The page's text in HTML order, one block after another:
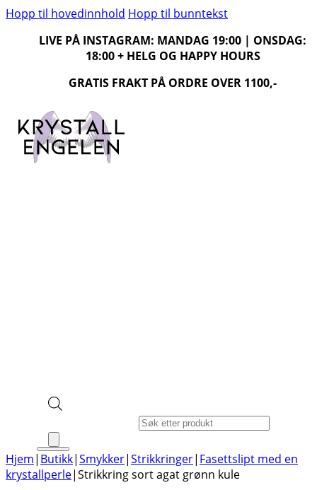
Hopp til hovedinnhold Hopp til bunntekst
LIVE PÅ INSTAGRAM: MANDAG 19:00 | ONSDAG:
18:00 + HELG OG HAPPY HOURS
GRATIS FRAKT PÅ ORDRE OVER 1100,-
Hjem| Butikk|Smykker|Strikkringer| Fasettslipt med en
krystallperle|Strikkring sort agat grønn kule